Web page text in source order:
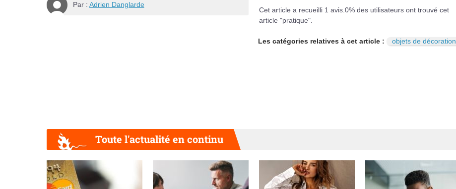
Par : Adrien Danglarde
Cet article a recueilli 1 avis. 0% des utilisateurs ont trouvé cet
article "pratique".
Les catégories relatives à cet article : objets de décoration
Toute l'actualité en continu
Précédent